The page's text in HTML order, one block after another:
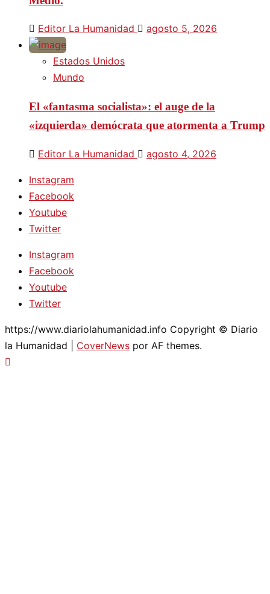
Editor La Humanidad agosto 5, 2026
Estados Unidos
Mundo
El «fantasma socialista»: el auge de la
«izquierda» demócrata que atormenta a Trump
Editor La Humanidad agosto 4, 2026
Instagram
Facebook
Youtube
Twitter
Instagram
Facebook
Youtube
Twitter
https://www.diariolahumanidad.info Copyright © Diario
la Humanidad
CoverNews por AF themes.